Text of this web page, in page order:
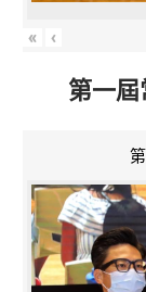
« ‹
第一